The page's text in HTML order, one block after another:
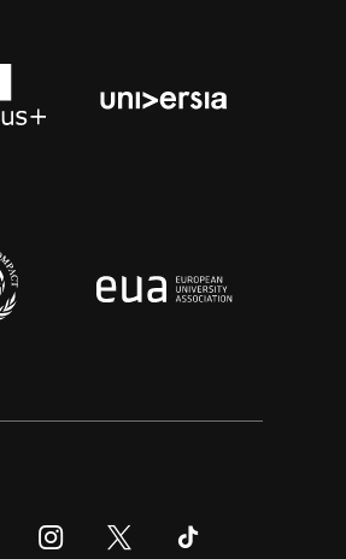
SíguenosSíguenos
Síguenos